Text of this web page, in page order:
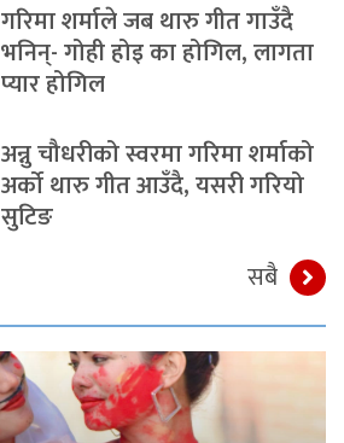
गरिमा शर्माले जब थारु गीत गाउँदै
भनिन्- गोही होइ का होगिल, लागता
प्यार होगिल
अन्नु चौधरीको स्वरमा गरिमा शर्माको
अर्को थारु गीत आउँदै, यसरी गरियो
सुटिङ
सबै